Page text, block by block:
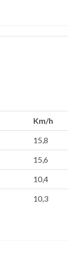
Km/h
15,8
15,6
10,4
10,3